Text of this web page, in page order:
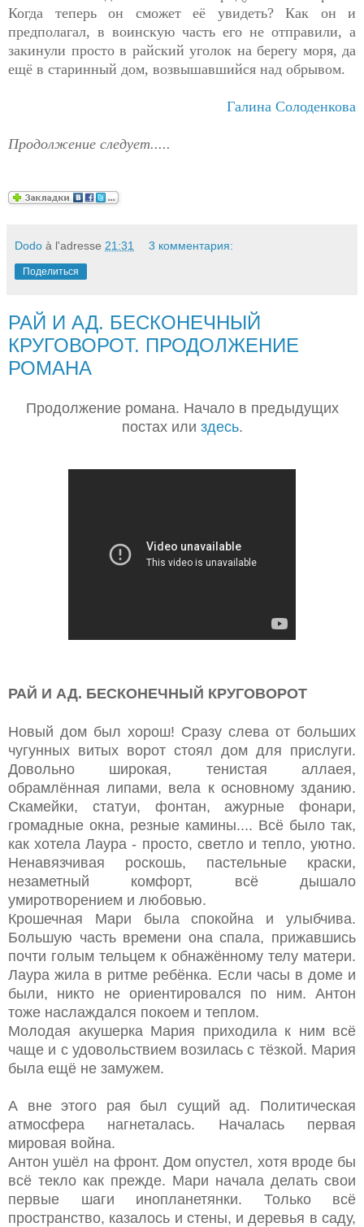
Когда теперь он сможет её увидеть? Как он и
предполагал, в воинскую часть его не отправили, а
закинули просто в райский уголок на берегу моря, да
ещё в старинный дом, возвышавшийся над обрывом.
Галина Солоденкова
Продолжение следует.....
Dodo à l'adresse 21:31 3 комментария:
Поделиться
РАЙ И АД. БЕСКОНЕЧНЫЙ
КРУГОВОРОТ. ПРОДОЛЖЕНИЕ
РОМАНА
Продолжение романа. Начало в предыдущих
постах или здесь.
РАЙ И АД. БЕСКОНЕЧНЫЙ КРУГОВОРОТ
Новый дом был хорош! Сразу слева от больших
чугунных витых ворот стоял дом для прислуги.
Довольно широкая, тенистая аллаея,
обрамлённая липами, вела к основному зданию.
Скамейки, статуи, фонтан, ажурные фонари,
громадные окна, резные камины.... Всё было так,
как хотела Лаура - просто, светло и тепло, уютно.
Ненавязчивая роскошь, пастельные краски,
незаметный комфорт, всё дышало
умиротворением и любовью.
Крошечная Мари была спокойна и улыбчива.
Большую часть времени она спала, прижавшись
почти голым тельцем к обнажённому телу матери.
Лаура жила в ритме ребёнка. Если часы в доме и
были, никто не ориентировался по ним. Антон
тоже наслаждался покоем и теплом.
Молодая акушерка Мария приходила к ним всё
чаще и с удовольствием возилась с тёзкой. Мария
была ещё не замужем.
А вне этого рая был сущий ад. Политическая
атмосфера нагнеталась. Началась первая
мировая война.
Антон ушёл на фронт. Дом опустел, хотя вроде бы
всё текло как прежде. Мари начала делать свои
первые шаги инопланетянки. Только всё
пространство, казалось и стены, и деревья в саду,